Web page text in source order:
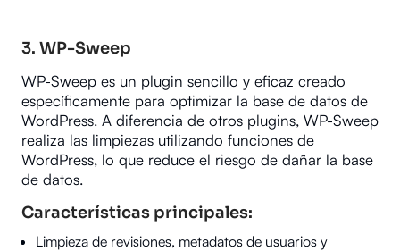
3. WP-Sweep
WP-Sweep es un plugin sencillo y eficaz creado
específicamente para optimizar la base de datos de
WordPress. A diferencia de otros plugins, WP-Sweep
realiza las limpiezas utilizando funciones de
WordPress, lo que reduce el riesgo de dañar la base
de datos.
Características principales:
Limpieza de revisiones, metadatos de usuarios y